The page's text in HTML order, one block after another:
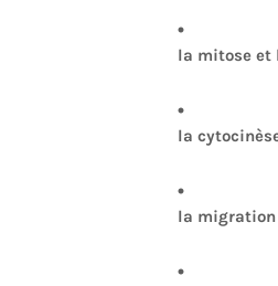
la mitose et
la
la